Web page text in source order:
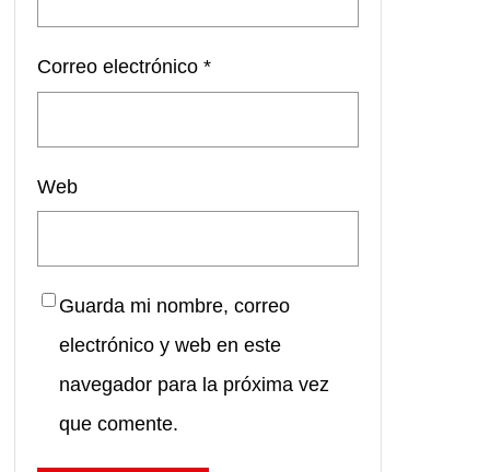
Correo electrónico *
Web
Guarda mi nombre, correo
electrónico y web en este
navegador para la próxima vez
que comente.